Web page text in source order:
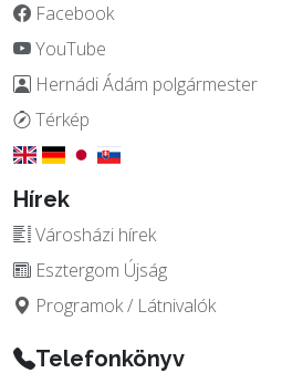
Facebook
YouTube
Hernádi Ádám polgármester
Térkép
Hírek
Városházi hírek
Esztergom Újság
Programok / Látnivalók
Telefonkönyv